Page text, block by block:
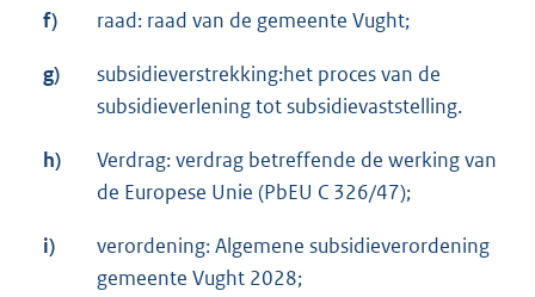
f) raad: raad van de gemeente Vught;
g)
subsidieverstrekking:het proces van de
subsidieverlening tot subsidievaststelling.
h)
Verdrag: verdrag betreffende de werking van
de Europese Unie (PbEU C 326/47);
i)
verordening: Algemene subsidieverordening
gemeente Vught 2028;